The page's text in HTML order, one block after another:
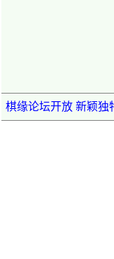
棋缘论坛开放 新颖独